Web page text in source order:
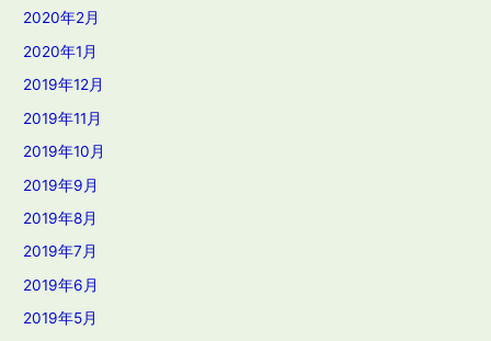
2020年2月
2020年1月
2019年12月
2019年11月
2019年10月
2019年9月
2019年8月
2019年7月
2019年6月
2019年5月